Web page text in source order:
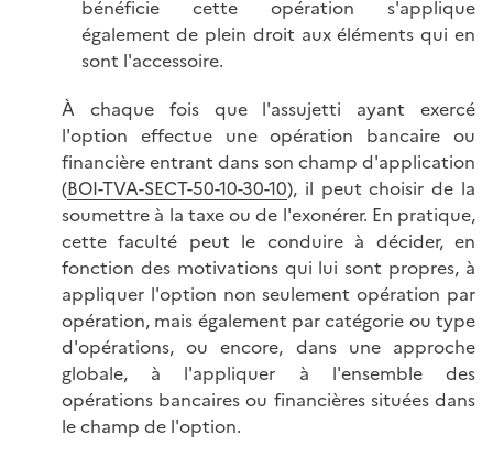
bénéficie cette opération s'applique
également de plein droit aux éléments qui en
sont l'accessoire.
À chaque fois que l'assujetti ayant exercé
l'option effectue une opération bancaire ou
financière entrant dans son champ d'application
(BOI-TVA-SECT-50-10-30-10), il peut choisir de la
soumettre à la taxe ou de l'exonérer. En pratique,
cette faculté peut le conduire à décider, en
fonction des motivations qui lui sont propres, à
appliquer l'option non seulement opération par
opération, mais également par catégorie ou type
d'opérations, ou encore, dans une approche
globale, à l'appliquer à l'ensemble des
opérations bancaires ou financières situées dans
le champ de l'option.